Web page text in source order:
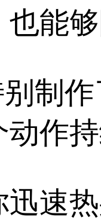
能够
制
作持
速